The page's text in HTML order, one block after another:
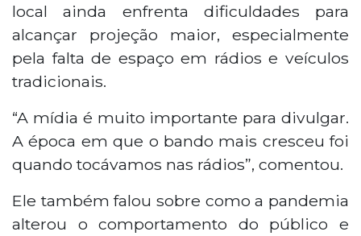
local ainda enfrenta dificuldades para
alcançar projeção maior, especialmente
pela falta de espaço em rádios e veículos
tradicionais.
“A mídia é muito importante para divulgar.
A época em que o bando mais cresceu foi
quando tocávamos nas rádios”, comentou.
Ele também falou sobre como a pandemia
alterou o comportamento do público e